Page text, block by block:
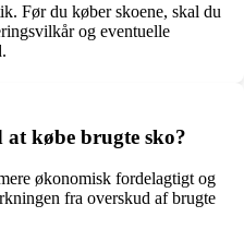
Før du køber skoene, skal du
og eventuelle
at købe brugte sko?
økonomisk fordelagtigt og
fra overskud af brugte